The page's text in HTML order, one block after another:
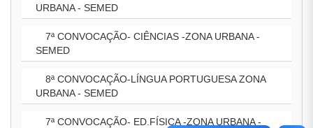
URBANA - SEMED
7ª CONVOCAÇÃO- CIÊNCIAS -ZONA URBANA -
SEMED
8ª CONVOCAÇÃO-LÍNGUA PORTUGUESA ZONA
URBANA - SEMED
7ª CONVOCAÇÃO- ED.FÍSICA -ZONA URBANA -